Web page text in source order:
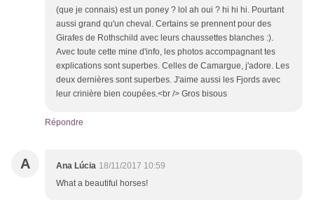
(que je connais) est un poney ? lol ah oui ? hi hi hi. Pourtant
aussi grand qu'un cheval. Certains se prennent pour des
Girafes de Rothschild avec leurs chaussettes blanches :).
Avec toute cette mine d'info, les photos accompagnant tes
explications sont superbes. Celles de Camargue, j'adore. Les
deux dernières sont superbes. J'aime aussi les Fjords avec
leur crinière bien coupées.<br /> Gros bisous
Répondre
A Ana Lúcia 18/11/2017 10:59
What a beautiful horses!